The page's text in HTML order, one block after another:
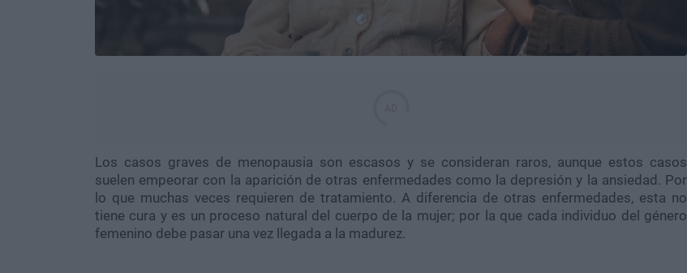
Los casos graves de menopausia son escasos y se consideran raros, aunque estos casos
suelen empeorar con la aparición de otras enfermedades como la depresión y la ansiedad. Por
lo que muchas veces requieren de tratamiento. A diferencia de otras enfermedades, esta no
tiene cura y es un proceso natural del cuerpo de la mujer; por la que cada individuo del género
femenino debe pasar una vez llegada a la madurez.